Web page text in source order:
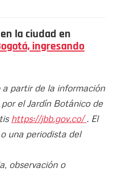
la ciudad en
ingresando
partir de la información
el Jardín Botánico de
https://jbb.gov.co/. El
una periodista del
observación o